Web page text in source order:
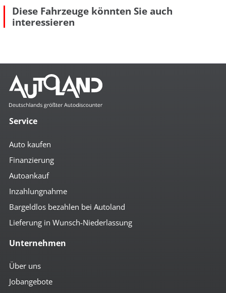
Mehr anzeigen
Komfort
2- Zonen Klimaautomatik
4x el. Fensterheber
el. anklappbare Spiegel
el. Glas-Schiebedach
el. Spiegel
Getränkehalter
höhenverst. Fahrersitz
höhenverst. Lenkrad
Komfortschließung mit FB
Mittelarmlehne vorn
Rückfahr-Kamera
umklappbare Rücksitzbank
Zentralverriegelung m. FB
Diese Fahrzeuge könnten Sie auch
interessieren
Service
Auto kaufen
Finanzierung
Autoankauf
Inzahlungnahme
Bargeldlos bezahlen bei Autoland
Lieferung in Wunsch-Niederlassung
Unternehmen
Über uns
Jobangebote